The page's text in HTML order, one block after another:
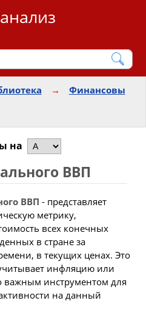
→
Финансовы
на
ВВП
ВВП - представляет
метрику,
всех конечных
в стране за
в текущих ценах. Это
инфляцию или
важным инструментом для
на данный